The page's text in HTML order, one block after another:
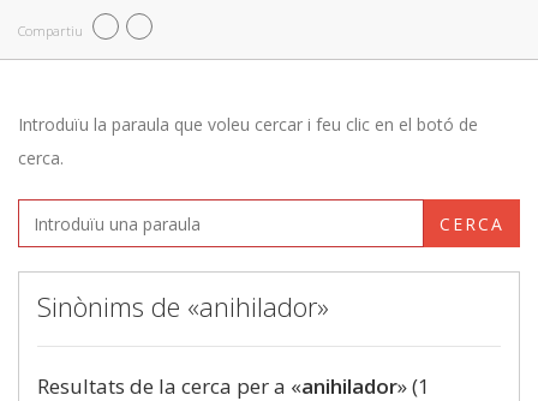
Compartiu
Introduïu la paraula que voleu cercar i feu clic en el botó de
cerca.
CERCA
Sinònims de «anihilador»
Resultats de la cerca per a «anihilador» (1